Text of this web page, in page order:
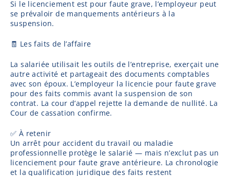
Si le licenciement est pour faute grave, l’employeur peut
se prévaloir de manquements antérieurs à la
suspension.
🧾 Les faits de l’affaire
La salariée utilisait les outils de l’entreprise, exerçait une
autre activité et partageait des documents comptables
avec son époux. L’employeur la licencie pour faute grave
pour des faits commis avant la suspension de son
contrat. La cour d’appel rejette la demande de nullité. La
Cour de cassation confirme.
✅ À retenir
Un arrêt pour accident du travail ou maladie
professionnelle protège le salarié — mais n’exclut pas un
licenciement pour faute grave antérieure. La chronologie
et la qualification juridique des faits restent